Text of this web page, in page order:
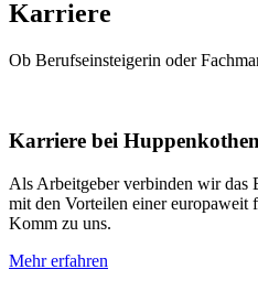
Karriere
Ob Berufseinsteigerin oder
Karriere bei Huppenkothen
Als Arbeitgeber verbinden wir das
mit den Vorteilen einer
Komm zu uns.
Mehr erfahren